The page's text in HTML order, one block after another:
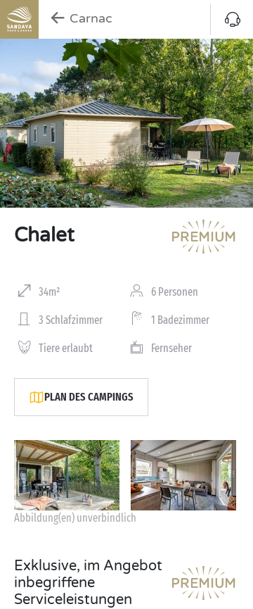
Carnac
Chalet
34m² 6 Personen
3 Schlafzimmer 1 Badezimmer
Tiere erlaubt Fernseher
PLAN DES CAMPINGS
Abbildung(en) unverbindlich
Exklusive, im Angebot
inbegriffene
Serviceleistungen